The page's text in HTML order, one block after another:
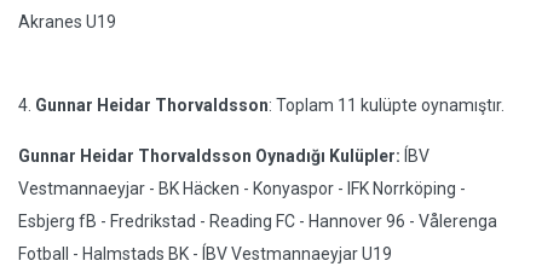
Akranes U19
4. Gunnar Heidar Thorvaldsson: Toplam 11 kulüpte oynamıştır.
Gunnar Heidar Thorvaldsson Oynadığı Kulüpler: ÍBV
Vestmannaeyjar - BK Häcken - Konyaspor - IFK Norrköping -
Esbjerg fB - Fredrikstad - Reading FC - Hannover 96 - Vålerenga
Fotball - Halmstads BK - ÍBV Vestmannaeyjar U19